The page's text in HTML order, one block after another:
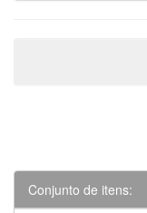
Conjunto de itens: